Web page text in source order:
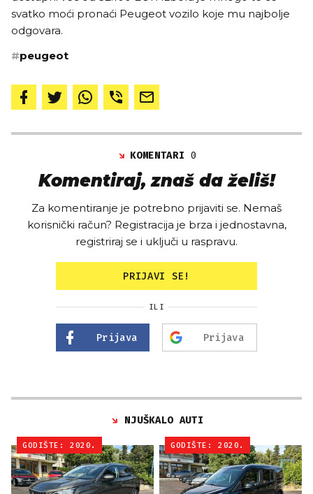
svatko moći pronaći Peugeot vozilo koje mu najbolje
odgovara.
#peugeot
KOMENTARI0
Komentiraj, znaš da želiš!
Za komentiranje je potrebno prijaviti se. Nemaš
korisnički račun? Registracija je brza i jednostavna,
registriraj se i uključi u raspravu.
PRIJAVI SE!
ILI
Prijava Prijava
NJUŠKALO AUTI
GODIŠTE: 2020. GODIŠTE: 2020.